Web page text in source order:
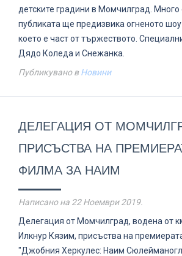
детските градини в Момчилград.
публиката ще предизвика огненото
което е част от тържеството.
Дядо Коледа и Снежанка.
Публикувано вНовини
ДЕЛЕГАЦИЯ ОТ
ПРИСЪСТВА НА
ФИЛМА ЗА НАИМ
Написано на 22 Ноември 2019.
Делегация от Момчилград, водена от
Илкнур Кязим, присъства на
"Джобния Херкулес: Наим